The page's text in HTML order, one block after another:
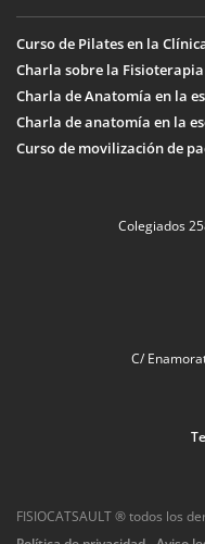
Curso de Pilates en la
Charla sobre la
Charla de Anatomía en la
Charla de anatomía en la
Curso de movilización de
Colegiados
C/
FISIOCATSAULT ® todos los